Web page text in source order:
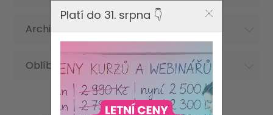
Archiv článků
Oblíbená hesla
Platí do 31. srpna 👇